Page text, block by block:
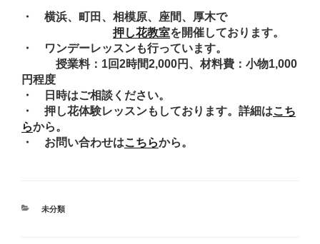
・ 横浜、町田、相模原、座間、厚木で
押し花教室を開催しております。
・ ワンデーレッスンも行っています。
授業料：1回2時間2,000円、材料費：小物1,000
円程度
・ 日時はご相談ください。
・ 押し花体験レッスンもしております。詳細はこち
らから。
・ お問い合わせはこちらから。
カ
未分類